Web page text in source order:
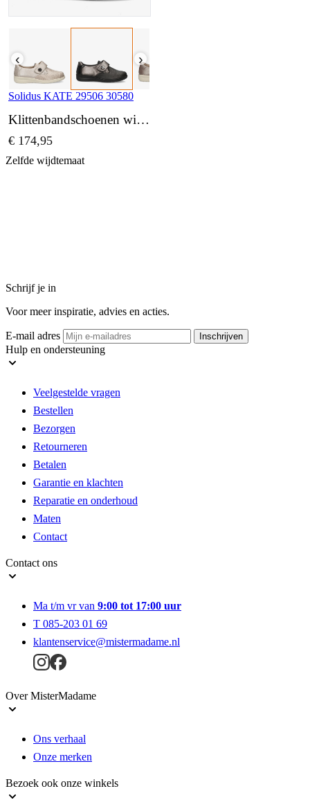
‹ ›
Solidus KATE 29506 30580
Klittenbandschoenen wijdte K
€ 174,95
Zelfde wijdtemaat
Schrijf je in
Voor meer inspiratie, advies en acties.
E-mail adres Inschrijven
Hulp en ondersteuning
Veelgestelde vragen
Bestellen
Bezorgen
Retourneren
Betalen
Garantie en klachten
Reparatie en onderhoud
Maten
Contact
Contact ons
Ma t/m vr van 9:00 tot 17:00 uur
T 085-203 01 69
klantenservice@mistermadame.nl
Over MisterMadame
Ons verhaal
Onze merken
Bezoek ook onze winkels